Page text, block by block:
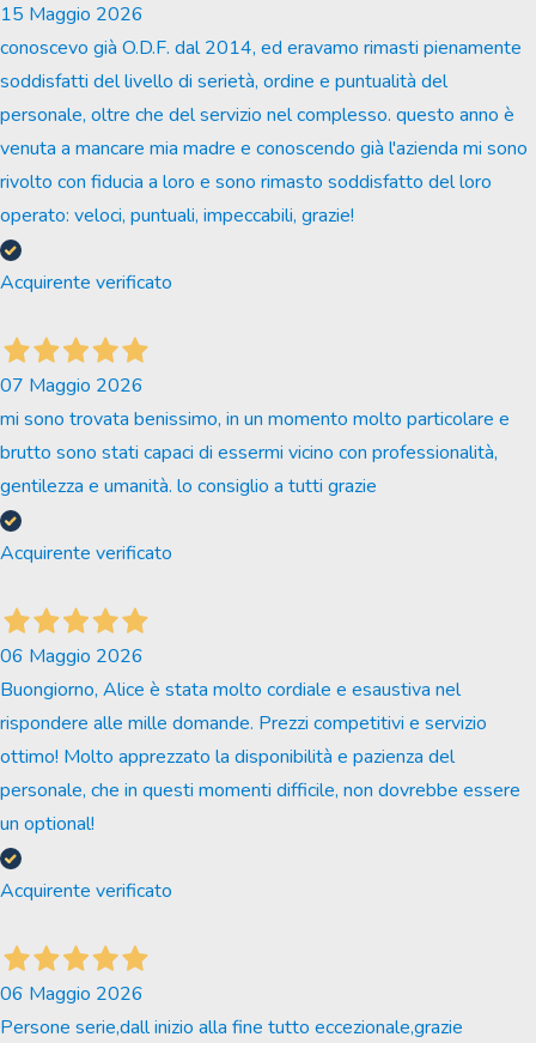
15 Maggio 2026
conoscevo già O.D.F. dal 2014, ed eravamo rimasti pienamente
soddisfatti del livello di serietà, ordine e puntualità del
personale, oltre che del servizio nel complesso. questo anno è
venuta a mancare mia madre e conoscendo già l'azienda mi sono
rivolto con fiducia a loro e sono rimasto soddisfatto del loro
operato: veloci, puntuali, impeccabili, grazie!
Acquirente verificato
07 Maggio 2026
mi sono trovata benissimo, in un momento molto particolare e
brutto sono stati capaci di essermi vicino con professionalità,
gentilezza e umanità. lo consiglio a tutti grazie
Acquirente verificato
06 Maggio 2026
Buongiorno, Alice è stata molto cordiale e esaustiva nel
rispondere alle mille domande. Prezzi competitivi e servizio
ottimo! Molto apprezzato la disponibilità e pazienza del
personale, che in questi momenti difficile, non dovrebbe essere
un optional!
Acquirente verificato
06 Maggio 2026
Persone serie,dall inizio alla fine tutto eccezionale,grazie